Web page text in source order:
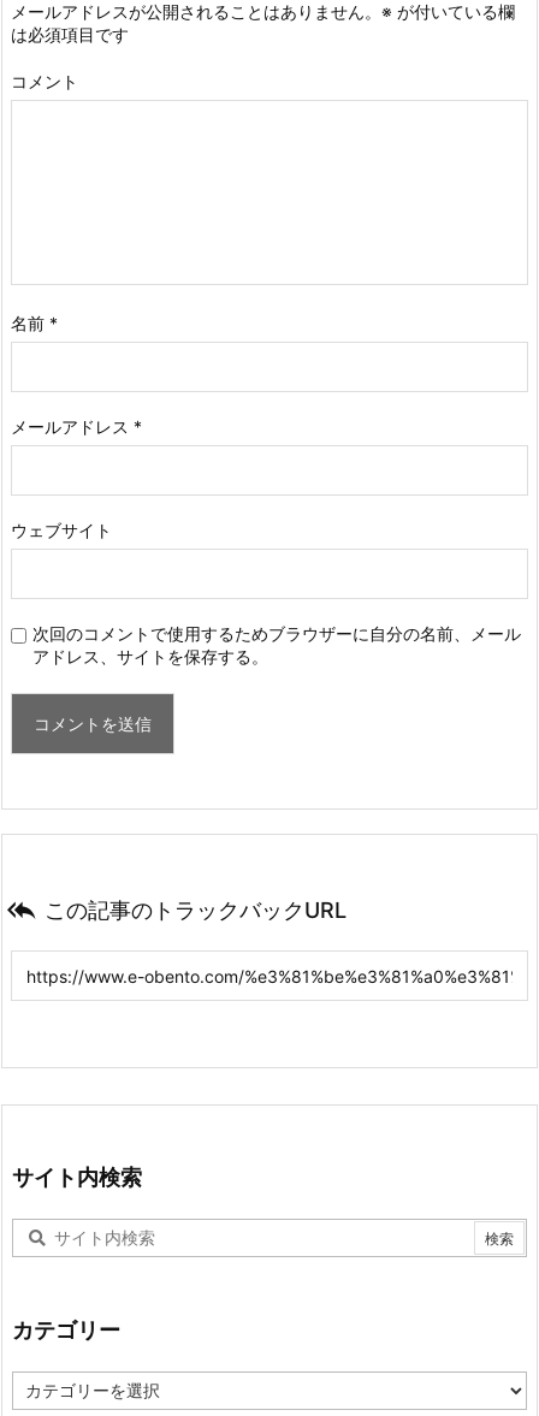
メールアドレスが公開されることはありません。 ※ が付いている欄
は必須項目です
コメント
名前 *
メールアドレス *
ウェブサイト
次回のコメントで使用するためブラウザーに自分の名前、メール
アドレス、サイトを保存する。
 この記事のトラックバックURL
サイト内検索
カテゴリー
テ